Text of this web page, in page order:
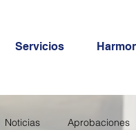
Servicios
Noticias Aprobaciones